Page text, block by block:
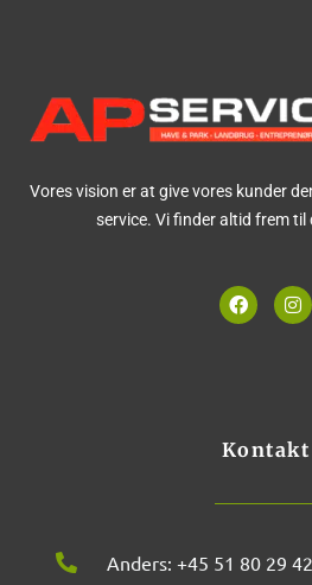
Vores vision er at give vores kunder
service. Vi finder altid frem til
F
a
I
n
m
Kontakt
Anders: +45 51 80 29 42